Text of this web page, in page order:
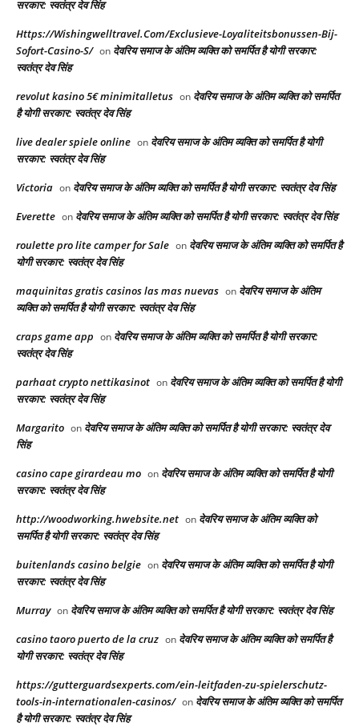
सरकार: स्वतंत्र देव सिंह
Https://Wishingwelltravel.Com/Exclusieve-Loyaliteitsbonussen-Bij-
Sofort-Casino-S/ on देवरिय समाज के अंतिम व्यक्ति को समर्पित है योगी सरकार:
स्वतंत्र देव सिंह
revolut kasino 5€ minimitalletus on देवरिय समाज के अंतिम व्यक्ति को समर्पित
है योगी सरकार: स्वतंत्र देव सिंह
live dealer spiele online on देवरिय समाज के अंतिम व्यक्ति को समर्पित है योगी
सरकार: स्वतंत्र देव सिंह
Victoria on देवरिय समाज के अंतिम व्यक्ति को समर्पित है योगी सरकार: स्वतंत्र देव सिंह
Everette on देवरिय समाज के अंतिम व्यक्ति को समर्पित है योगी सरकार: स्वतंत्र देव सिंह
roulette pro lite camper for Sale on देवरिय समाज के अंतिम व्यक्ति को समर्पित है
योगी सरकार: स्वतंत्र देव सिंह
maquinitas gratis casinos las mas nuevas on देवरिय समाज के अंतिम
व्यक्ति को समर्पित है योगी सरकार: स्वतंत्र देव सिंह
craps game app on देवरिय समाज के अंतिम व्यक्ति को समर्पित है योगी सरकार:
स्वतंत्र देव सिंह
parhaat crypto nettikasinot on देवरिय समाज के अंतिम व्यक्ति को समर्पित है योगी
सरकार: स्वतंत्र देव सिंह
Margarito on देवरिय समाज के अंतिम व्यक्ति को समर्पित है योगी सरकार: स्वतंत्र देव
सिंह
casino cape girardeau mo on देवरिय समाज के अंतिम व्यक्ति को समर्पित है योगी
सरकार: स्वतंत्र देव सिंह
http://woodworking.hwebsite.net on देवरिय समाज के अंतिम व्यक्ति को
समर्पित है योगी सरकार: स्वतंत्र देव सिंह
buitenlands casino belgie on देवरिय समाज के अंतिम व्यक्ति को समर्पित है योगी
सरकार: स्वतंत्र देव सिंह
Murray on देवरिय समाज के अंतिम व्यक्ति को समर्पित है योगी सरकार: स्वतंत्र देव सिंह
casino taoro puerto de la cruz on देवरिय समाज के अंतिम व्यक्ति को समर्पित है
योगी सरकार: स्वतंत्र देव सिंह
https://gutterguardsexperts.com/ein-leitfaden-zu-spielerschutz-
tools-in-internationalen-casinos/ on देवरिय समाज के अंतिम व्यक्ति को समर्पित
है योगी सरकार: स्वतंत्र देव सिंह